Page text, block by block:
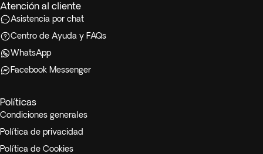
Atención al cliente
Asistencia por chat
Centro de Ayuda y FAQs
WhatsApp
Facebook Messenger
Políticas
Condiciones generales
Política de privacidad
Política de Cookies